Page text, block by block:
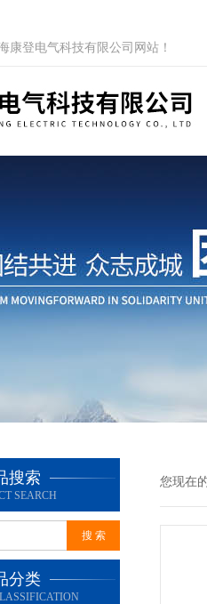
康登电气科技有限公司网站！
搜索
SEARCH
分类
您现在